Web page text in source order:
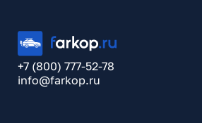
+7 (800) 777-52-78
info@farkop.ru